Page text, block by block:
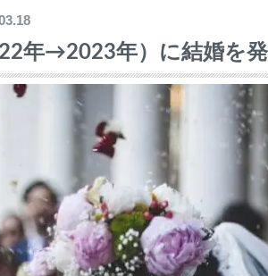
年→2023年）に結婚を発